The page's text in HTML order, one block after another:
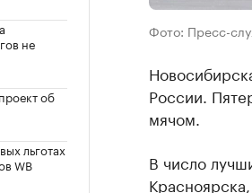
не
об
льготах
WB
Фото: Пресс-
России.
мячом.
В число